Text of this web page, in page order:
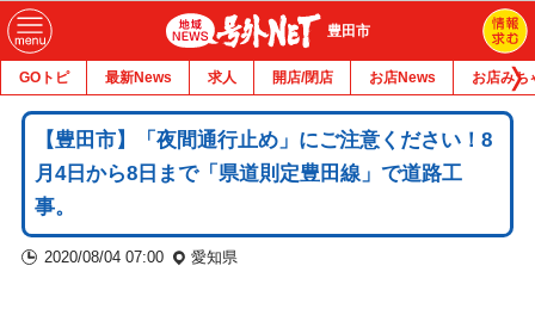
豊田市
GOトピ 最新News 求人 開店/閉店 お店News お店みち
【豊田市】「夜間通行止め」にご注意ください！8
月4日から8日まで「県道則定豊田線」で道路工
事。
2020/08/04 07:00 愛知県